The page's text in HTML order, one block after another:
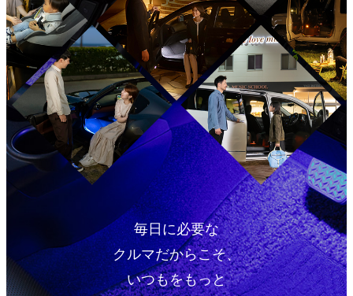
毎日に必要な
クルマだからこそ、
いつもをもっと